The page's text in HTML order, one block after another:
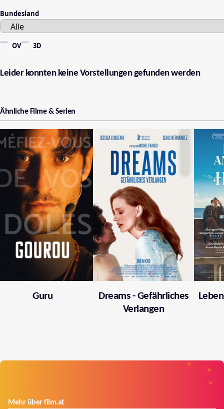
Bundesland
OV 3D
Leider konnten keine Vorstellungen gefunden werden
Ähnliche Filme & Serien
Guru
Dreams - Gefährliches
Verlangen
Mehr über film.at